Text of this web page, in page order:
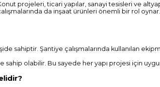
projeleri, ticari yapılar, sanayi tesisleri ve
da inşaat ürünleri önemli bir rol
sahiptir. Şantiye çalışmalarında kullanılan
sahip olabilir. Bu sayede her yapı projesi için